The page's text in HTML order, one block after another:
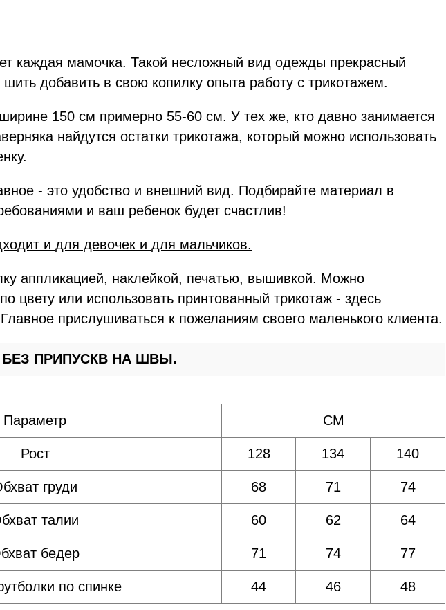
каждая мамочка. Такой несложный вид одежды прекрасный
добавить в свою копилку опыта работу с трикотажем.
150 см примерно 55-60 см. У тех же, кто давно занимается
найдутся остатки трикотажа, который можно использовать
- это удобство и внешний вид. Подбирайте материал в
и ваш ребенок будет счастлив!
и для девочек и для мальчиков.
аппликацией, наклейкой, печатью, вышивкой. Можно
цвету или использовать принтованный трикотаж - здесь
прислушиваться к пожеланиям своего маленького клиента.
ПРИПУСКВ НА ШВЫ.
Параметр СМ
Рост 128 134 140
груди 68 71 74
талии 60 62 64
бедер 71 74 77
по спинке 44 46 48